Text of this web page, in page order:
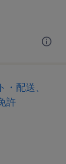
配送、
許